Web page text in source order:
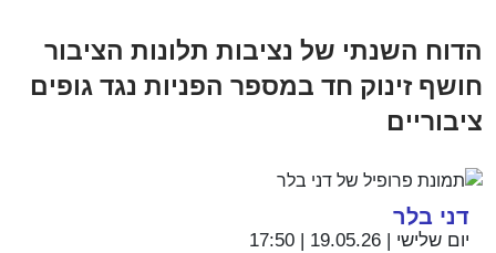
הדוח השנתי של נציבות תלונות הציבור
חושף זינוק חד במספר הפניות נגד גופים
ציבוריים
דני בלר
יום שלישי | 19.05.26 | 17:50